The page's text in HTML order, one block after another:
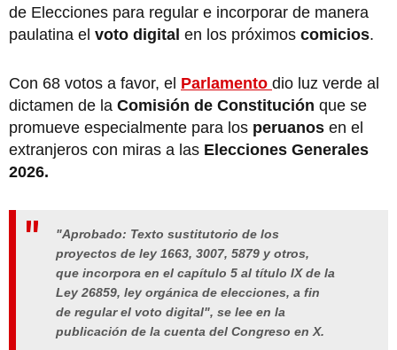
de Elecciones para regular e incorporar de manera
paulatina el voto digital en los próximos comicios.
Con 68 votos a favor, el Parlamento dio luz verde al
dictamen de la Comisión de Constitución que se
promueve especialmente para los peruanos en el
extranjeros con miras a las Elecciones Generales
2026.
"Aprobado: Texto sustitutorio de los
proyectos de ley 1663, 3007, 5879 y otros,
que incorpora en el capítulo 5 al título IX de la
Ley 26859, ley orgánica de elecciones, a fin
de regular el voto digital", se lee en la
publicación de la cuenta del Congreso en X.